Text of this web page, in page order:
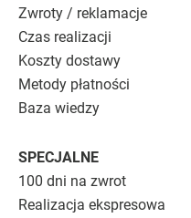
Zwroty / reklamacje
Czas realizacji
Koszty dostawy
Metody płatności
Baza wiedzy
SPECJALNE
100 dni na zwrot
Realizacja ekspresowa